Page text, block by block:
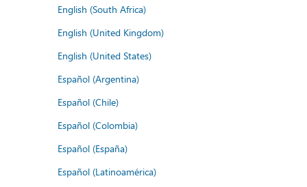
English (South Africa)
English (United Kingdom)
English (United States)
Español (Argentina)
Español (Chile)
Español (Colombia)
Español (España)
Español (Latinoamérica)